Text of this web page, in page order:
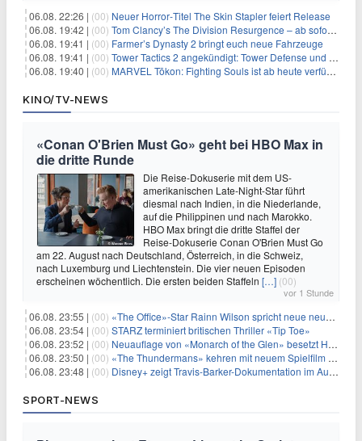
06.08. 22:26 | (00) Neuer Horror‑Titel The Skin Stapler feiert Release
06.08. 19:42 | (00) Tom Clancy’s The Division Resurgence – ab sofort für euch verfügbar
06.08. 19:41 | (00) Farmer’s Dynasty 2 bringt euch neue Fahrzeuge
06.08. 19:41 | (00) Tower Tactics 2 angekündigt: Tower Defense und Deckbuilding Kombo kehrt zurück
06.08. 19:40 | (00) MARVEL Tōkon: Fighting Souls ist ab heute verfügbar
KINO/TV-NEWS
«Conan O'Brien Must Go» geht bei HBO Max in
die dritte Runde
Die Reise-Dokuserie mit dem US-
amerikanischen Late-Night-Star führt
diesmal nach Indien, in die Niederlande,
auf die Philippinen und nach Marokko.
HBO Max bringt die dritte Staffel der
Reise-Dokuserie Conan O'Brien Must Go
am 22. August nach Deutschland, Österreich, in die Schweiz,
nach Luxemburg und Liechtenstein. Die vier neuen Episoden
erscheinen wöchentlich. Die ersten beiden Staffeln […] (00)
vor 1 Stunde
06.08. 23:55 | (00) «The Office»-Star Rainn Wilson spricht neue neuseeländische Serie «Settling»
06.08. 23:54 | (00) STARZ terminiert britischen Thriller «Tip Toe»
06.08. 23:52 | (00) Neuauflage von «Monarch of the Glen» besetzt Hauptrollen
06.08. 23:50 | (00) «The Thundermans» kehren mit neuem Spielfilm zurück
06.08. 23:48 | (00) Disney+ zeigt Travis-Barker-Dokumentation im August
SPORT-NEWS